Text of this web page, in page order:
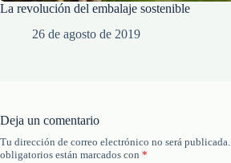
La revolución del embalaje sostenible
26 de agosto de 2019
Deja un comentario
Tu dirección de correo electrónico no será publicada.
obligatorios están marcados con *